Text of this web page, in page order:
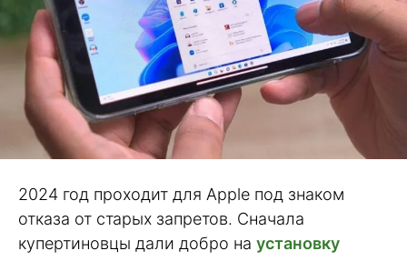
2024 год проходит для Apple под знаком
отказа от старых запретов. Сначала
купертиновцы дали добро на установку